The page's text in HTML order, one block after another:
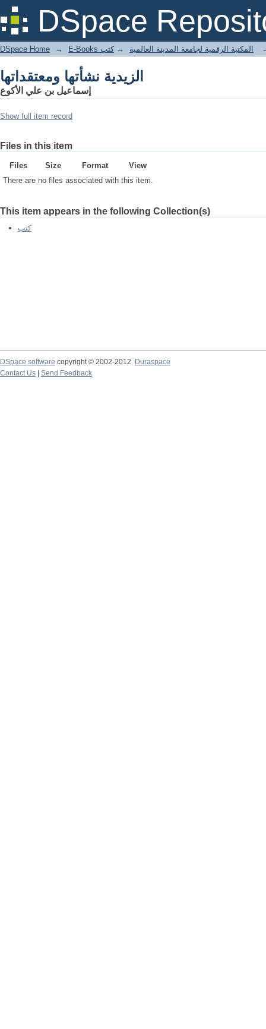
DSpace
الزيدية نشأتها ومعتقداتها
DSpace Home → E-Books المكتبة الرقمية لجامعة المدينة العالمية → كتب
الزيدية نشأتها ومعتقداتها
إسماعيل بن علي الأكوع
Show full item record
Files in this item
Files Size Format
View
There are no files associated with this item.
This item appears in the following Collection(s)
كتب
DSpace software copyright © 2002-2012
Duraspace
Contact Us
Send Feedback